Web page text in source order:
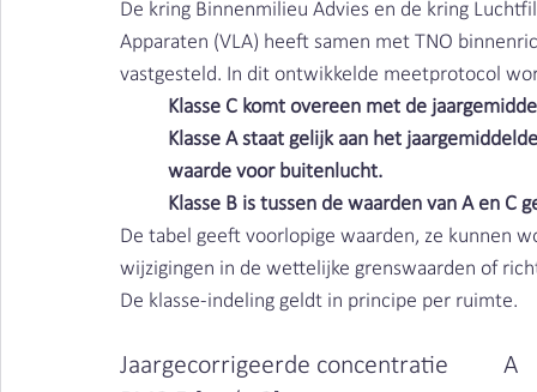
De kring Binnenmilieu Advies en de kring
Apparaten (VLA) heeft samen met TNO
vastgesteld. In dit ontwikkelde meetprotocol
Klasse C komt overeen met de
Klasse A staat gelijk aan het
waarde voor buitenlucht.
Klasse B is tussen de waarden van A en C
De tabel geeft voorlopige waarden, ze kunnen
wijzigingen in de wettelijke grenswaarden of
De klasse-indeling geldt in principe per ruimte.